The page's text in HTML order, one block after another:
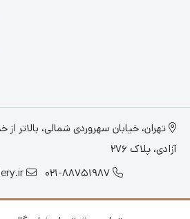
تهران، خیابان سهروردی شمالی، بالاتر
آزادی، پلاک 276
021-88751987